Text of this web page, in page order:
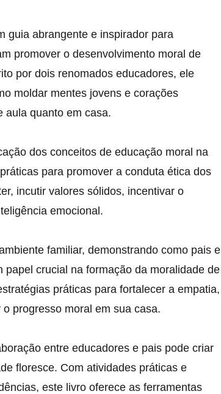
guia abrangente e inspirador para
promover o desenvolvimento moral de
por dois renomados educadores, ele
moldar mentes jovens e corações
aula quanto em casa.
dos conceitos de educação moral na
para promover a conduta ética dos
incutir valores sólidos, incentivar o
emocional.
familiar, demonstrando como pais e
papel crucial na formação da moralidade de
práticas para fortalecer a empatia,
progresso moral em sua casa.
entre educadores e pais pode criar
floresce. Com atividades práticas e
este livro oferece as ferramentas